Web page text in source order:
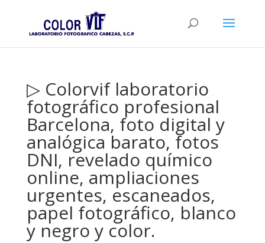
▷ Colorvif laboratorio
fotográfico profesional
Barcelona, foto digital y
analógica barato, fotos
DNI, revelado químico
online, ampliaciones
urgentes, escaneados,
papel fotográfico, blanco
y negro y color.